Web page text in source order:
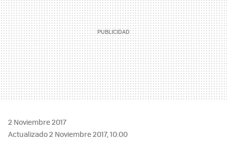
2 Noviembre 2017
Actualizado 2 Noviembre 2017, 10:00